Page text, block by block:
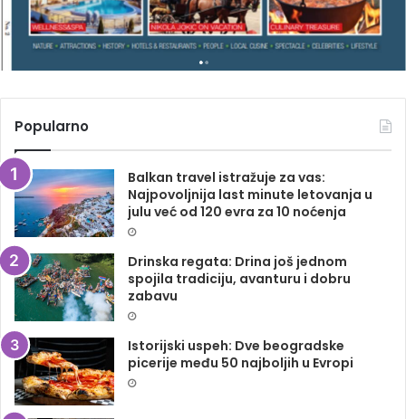
A
Popularno
Balkan travel istražuje za vas:
Najpovoljnija last minute letovanja u
julu već od 120 evra za 10 noćenja
Drinska regata: Drina još jednom
spojila tradiciju, avanturu i dobru
zabavu
Istorijski uspeh: Dve beogradske
picerije među 50 najboljih u Evropi